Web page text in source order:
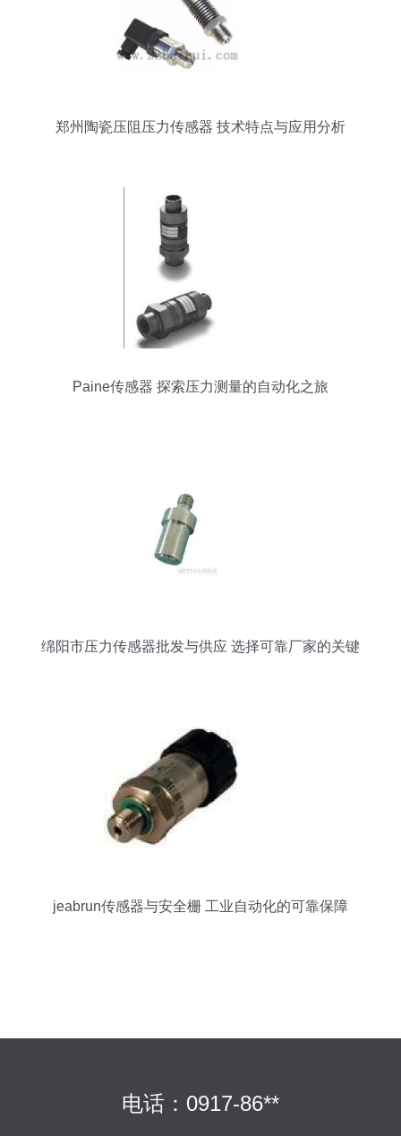
郑州陶瓷压阻压力传感器 技术特点与应用分析
Paine传感器 探索压力测量的自动化之旅
绵阳市压力传感器批发与供应 选择可靠厂家的关键
jeabrun传感器与安全栅 工业自动化的可靠保障
电话：0917-86**